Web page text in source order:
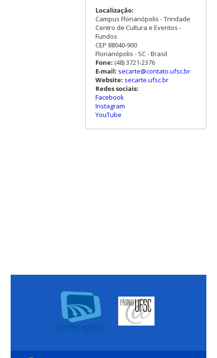
Localização:
Campus Florianópolis - Trindade
Centro de Cultura e Eventos -
Fundos
CEP 88040-900
Florianópolis - SC - Brasil
Fone: (48) 3721-2376
E-mail: secarte@contato.ufsc.br
Website: secarte.ufsc.br
Redes sociais:
Facebook
Instagram
YouTube